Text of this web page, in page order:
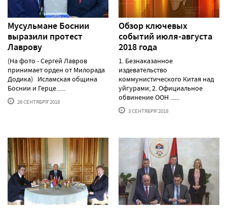
Мусульмане Боснии
выразили протест
Лаврову
(На фото - Сергей Лавров
принимает орден от Милорада
Додика) Исламская община
Боснии и Герце......
26 СЕНТЯБРЯ'2018
Обзор ключевых
событий июля-августа
2018 года
1. Безнаказанное
издевательство
коммунистического Китая над
уйгурами; 2. Официальное
обвинение ООН ......
3 СЕНТЯБРЯ'2018